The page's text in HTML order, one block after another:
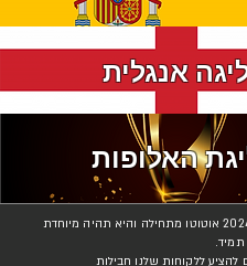
אנגלית
האלופות
עונת 2024/2025 אוטוטו מתחילה והיא תהיה מיוחדת
להציע ללקוחות שלנו חבילות